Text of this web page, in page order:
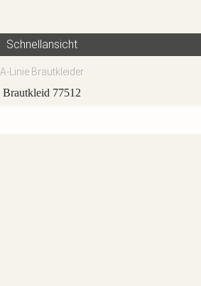
Schnellansicht
A-Linie Brautkleider
Brautkleid 77512